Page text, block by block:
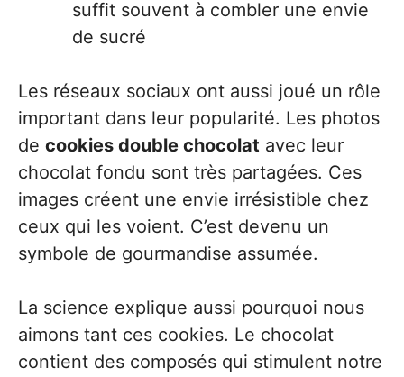
suffit souvent à combler une envie
de sucré
Les réseaux sociaux ont aussi joué un rôle
important dans leur popularité. Les photos
de cookies double chocolat avec leur
chocolat fondu sont très partagées. Ces
images créent une envie irrésistible chez
ceux qui les voient. C’est devenu un
symbole de gourmandise assumée.
La science explique aussi pourquoi nous
aimons tant ces cookies. Le chocolat
contient des composés qui stimulent notre